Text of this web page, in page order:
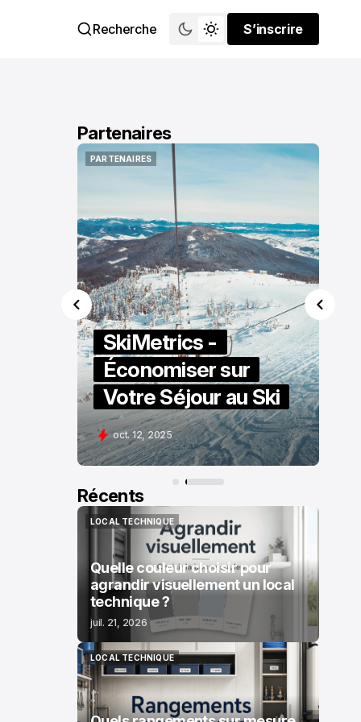
Recherche
S’inscrire
S’inscrire
Partenaires
PARTENAIRES
SkiMetrics -
Économiser sur
Votre Séjour au Ski
oct. 12, 2025
Récents
LOCAL TECHNIQUE
LOCAL TECHNIQUE
Quelle couleur choisir pour
agrandir visuellement un local
technique ?
juil. 21, 2026
LOCAL TECHNIQUE
LOCAL TECHNIQUE